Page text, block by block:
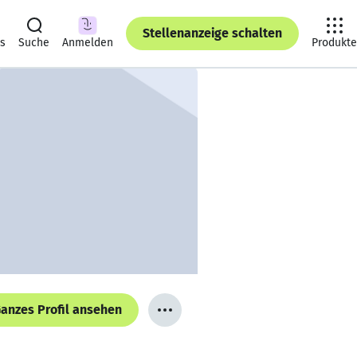
Suche Anmelden
Stellenanzeige schalten
Produkte
Profil ansehen